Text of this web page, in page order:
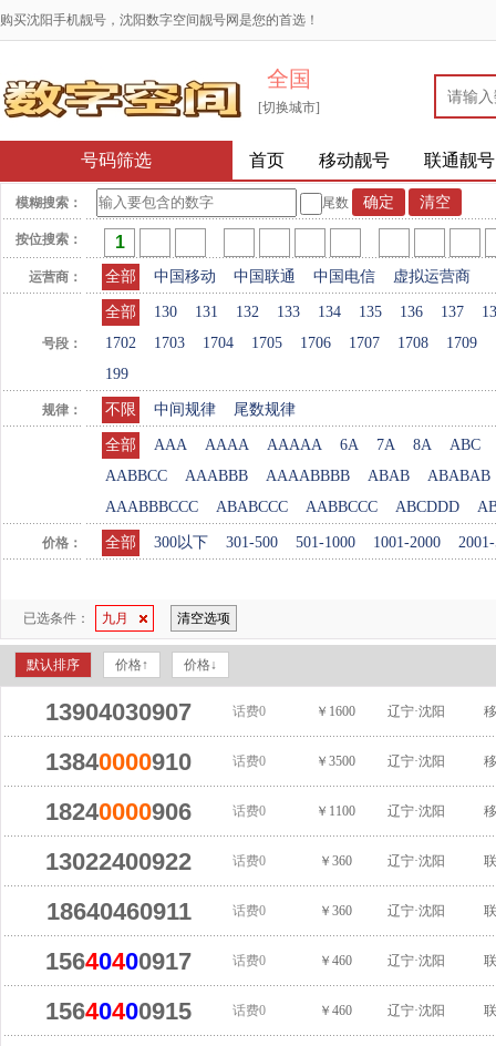
购买沈阳手机靓号，沈阳数字空间靓号网是您的首选！
全国
[切换城市]
号码筛选 首页 移动靓号 联通靓号
模糊搜索： 尾数
按位搜索：
运营商： 全部 中国移动 中国联通 中国电信 虚拟运营商
号段：
全部 130 131 132 133 134 135 136 137
1702
1703 1704 1705 1706 1707 1708 1709
199
规律： 不限 中间规律 尾数规律
全部 AAA AAAA AAAAA 6A 7A 8A
ABC
AABBCC
AAABBB AAAABBBB ABAB
ABABAB
AAABBBCCC
ABABCCC AABBCCC ABCDDD
价格： 全部 300以下 301-500 501-1000 1001-2000
已选条件： 九月 清空选项
默认排序 价格↑ 价格↓
13904030907 话费0 ￥1600 辽宁·沈阳
13840000910 话费0 ￥3500 辽宁·沈阳
18240000906 话费0 ￥1100 辽宁·沈阳
13022400922 话费0 ￥360 辽宁·沈阳
18640460911 话费0 ￥360 辽宁·沈阳
15640400917 话费0 ￥460 辽宁·沈阳
15640400915 话费0 ￥460 辽宁·沈阳